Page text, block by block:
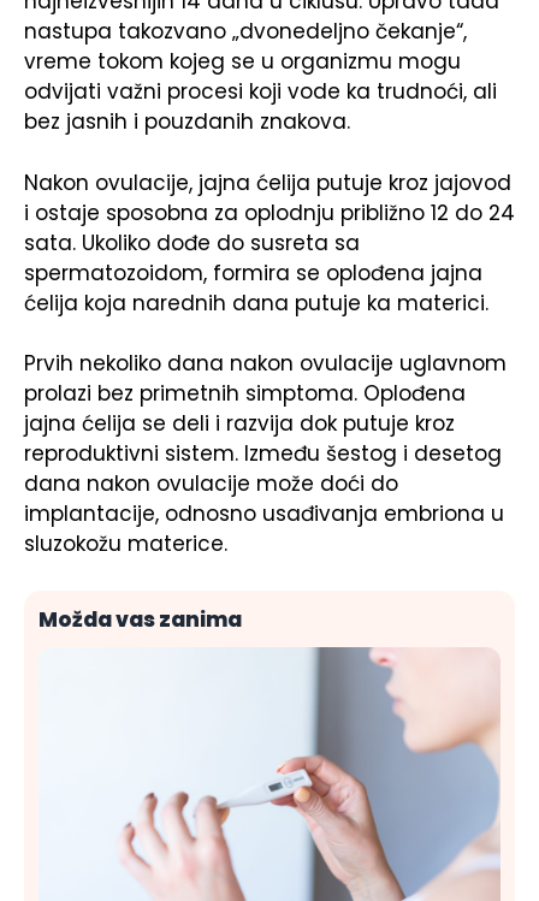
nastupa takozvano „dvonedeljno čekanje“,
vreme tokom kojeg se u organizmu mogu
odvijati važni procesi koji vode ka trudnoći, ali
bez jasnih i pouzdanih znakova.
Nakon ovulacije, jajna ćelija putuje kroz jajovod
i ostaje sposobna za oplodnju približno 12 do 24
sata. Ukoliko dođe do susreta sa
spermatozoidom, formira se oplođena jajna
ćelija koja narednih dana putuje ka materici.
Prvih nekoliko dana nakon ovulacije uglavnom
prolazi bez primetnih simptoma. Oplođena
jajna ćelija se deli i razvija dok putuje kroz
reproduktivni sistem. Između šestog i desetog
dana nakon ovulacije može doći do
implantacije, odnosno usađivanja embriona u
sluzokožu materice.
Možda vas zanima